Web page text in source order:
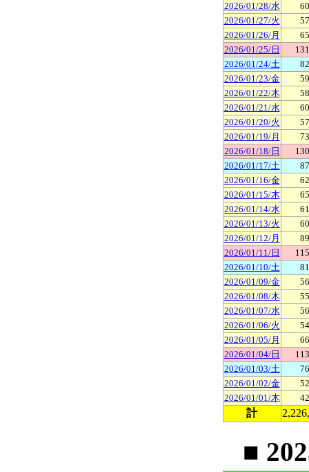
2026/01/28/水
2026/01/27/火
2026/01/26/月
2026/01/25/日
2026/01/24/土
2026/01/23/金
2026/01/22/木
2026/01/21/水
2026/01/20/火
2026/01/19/月
2026/01/18/日
2026/01/17/土
2026/01/16/金
2026/01/15/木
2026/01/14/水
2026/01/13/火
2026/01/12/月
2026/01/11/日
2026/01/10/土
2026/01/09/金
2026/01/08/木
2026/01/07/水
2026/01/06/火
2026/01/05/月
2026/01/04/日
2026/01/03/土
2026/01/02/金
2026/01/01/木
計
■